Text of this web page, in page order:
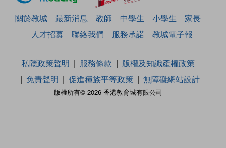
關於教城 最新消息 教師 中學生 小學生
家長
人才招募
聯絡我們 服務承諾 教城電子報
版權所有© 2026 香港教育城有限公司
私隱政策聲明 服務條款
版權及知識產權政策
免責聲明
促進種族平等政策 無障礙網站設計